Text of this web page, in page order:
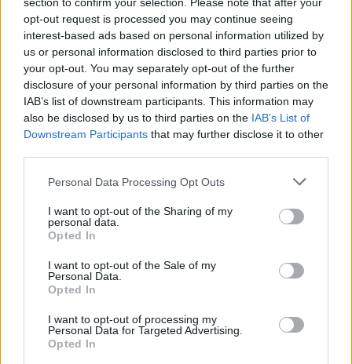
opt-out request is processed you may continue seeing
interest-based ads based on personal information utilized by
us or personal information disclosed to third parties prior to
your opt-out. You may separately opt-out of the further
disclosure of your personal information by third parties on the
IAB’s list of downstream participants. This information may
also be disclosed by us to third parties on the IAB’s List of
Downstream Participants that may further disclose it to other
Personal Data Processing Opt Outs
I want to opt-out of the Sharing of my
personal data.
Opted In
I want to opt-out of the Sale of my
Personal Data.
Opted In
I want to opt-out of processing my
Personal Data for Targeted Advertising.
Opted In
Failed to fetch
Prihajajoči dogodki
AVG
8
Poletni bolšji sejem
08:00
AVG
8
Spider-Man: Nov dan
18:00
8 10:00
AVG
8
Backrooms: Brez izhoda
21:00
Vsi dogodki →
Najbolj brano